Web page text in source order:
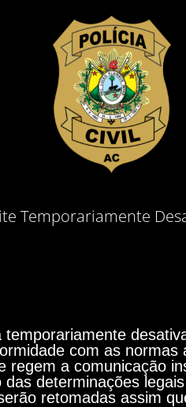
Temporariamente
com as normas
regem a comunicação
determinações
retomadas assim